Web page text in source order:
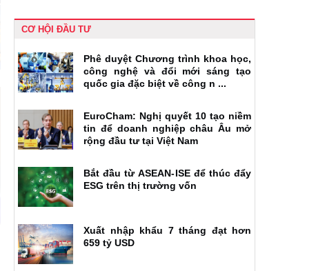
CƠ HỘI ĐẦU TƯ
Phê duyệt Chương trình khoa học,
công nghệ và đổi mới sáng tạo
quốc gia đặc biệt về công n ...
EuroCham: Nghị quyết 10 tạo niềm
tin để doanh nghiệp châu Âu mở
rộng đầu tư tại Việt Nam
Bắt đầu từ ASEAN-ISE để thúc đẩy
ESG trên thị trường vốn
Xuất nhập khẩu 7 tháng đạt hơn
659 tỷ USD